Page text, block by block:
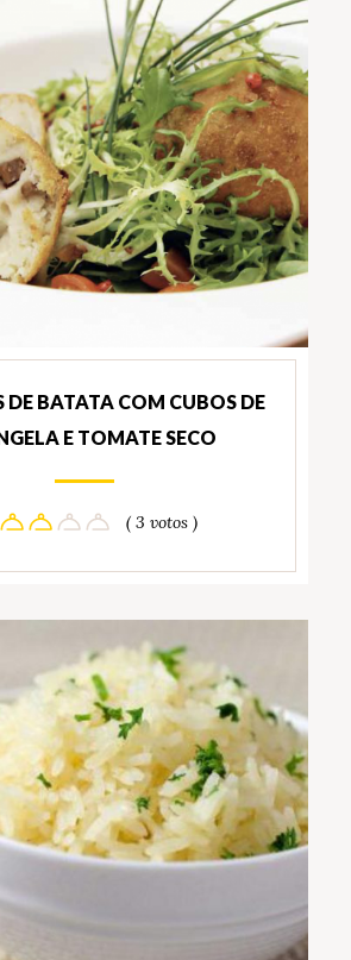
DE BATATA COM CUBOS DE
E TOMATE SECO
( 3 votos )